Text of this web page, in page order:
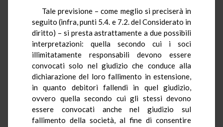
Tale previsione – come meglio si preciserà in
seguito (infra, punti 5.4. e 7.2. del Considerato in
diritto) – si presta astrattamente a due possibili
interpretazioni: quella secondo cui i soci
illimitatamente responsabili devono essere
convocati solo nel giudizio che conduce alla
dichiarazione del loro fallimento in estensione,
in quanto debitori fallendi in quel giudizio,
ovvero quella secondo cui gli stessi devono
essere convocati anche nel giudizio sul
fallimento della società, al fine di consentire